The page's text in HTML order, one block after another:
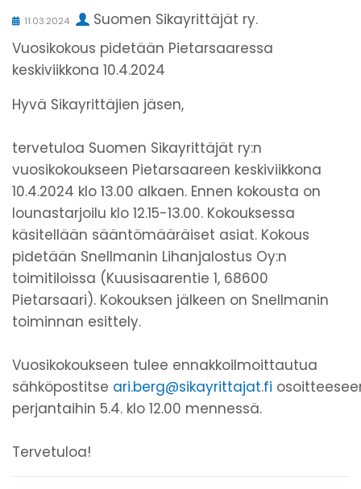
11.03.2024
Suomen Sikayrittäjät ry.
Vuosikokous pidetään Pietarsaaressa
keskiviikkona 10.4.2024
Hyvä Sikayrittäjien jäsen,
tervetuloa Suomen Sikayrittäjät ry:n
vuosikokoukseen Pietarsaareen keskiviikkona
10.4.2024 klo 13.00 alkaen. Ennen kokousta on
lounastarjoilu klo 12.15-13.00. Kokouksessa
käsitellään sääntömääräiset asiat. Kokous
pidetään Snellmanin Lihanjalostus Oy:n
toimitiloissa (Kuusisaarentie 1, 68600
Pietarsaari). Kokouksen jälkeen on Snellmanin
toiminnan esittely.
Vuosikokoukseen tulee ennakkoilmoittautua
sähköpostitse ari.berg@sikayrittajat.fi
perjantaihin 5.4. klo 12.00 mennessä.
Tervetuloa!